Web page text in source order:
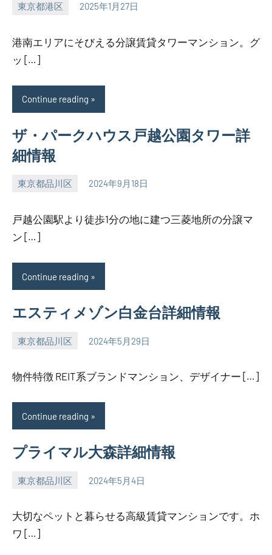
東京都港区 2025年1月27日
SEZIMO
港南エリアにそびえる分譲賃貸タワーマンション。グ
ッ […]
Continue reading
ザ・パークハウス戸越公園タワー詳
細情報
東京都品川区 2024年9月18日
SEZIMO
戸越公園駅より徒歩1分の地に建つ三菱地所の分譲マ
ン […]
Continue reading
エスティメゾン白金台詳細情報
東京都品川区 2024年5月29日
SEZIMO
物件特徴 REIT系ブランドマンション、デザイナー […]
Continue reading
プライマル大森詳細情報
東京都品川区 2024年5月4日
SEZIMO
大切なペットと暮らせる高級賃貸マンションです。ホ
ワ […]